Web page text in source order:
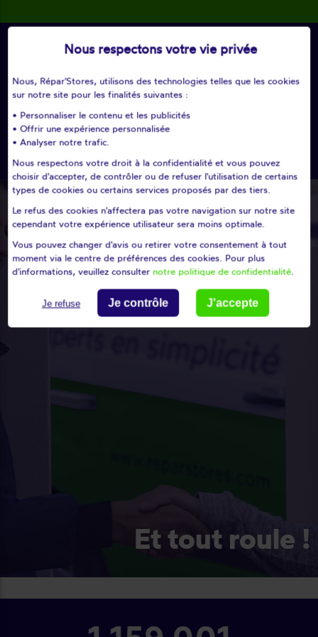
Modifier ma recherche
search
ou
Choisissez un département
Et tout roule !
Nous respectons votre vie privée
Nous, Répar'Stores, utilisons des technologies telles que les cookies
sur notre site pour les finalités suivantes :
• Personnaliser le contenu et les publicités
• Offrir une expérience personnalisée
• Analyser notre trafic.
Nous respectons votre droit à la confidentialité et vous pouvez
choisir d'accepter, de contrôler ou de refuser l'utilisation de certains
types de cookies ou certains services proposés par des tiers.
Le refus des cookies n'affectera pas votre navigation sur notre site
cependant votre expérience utilisateur sera moins optimale.
Vous pouvez changer d'avis ou retirer votre consentement à tout
moment via le centre de préférences des cookies. Pour plus
d'informations, veuillez consulter notre politique de confidentialité.
Je refuse Je contrôle J'accepte